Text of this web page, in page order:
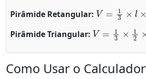
Pirâmide Retangular:
V= × w
Pirâmide Triangular:
V= × ×
Como Usar o Calculador